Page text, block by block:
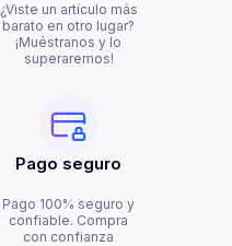
¿Viste un artículo más
barato en otro lugar?
¡Muéstranos y lo
superaremos!
Pago seguro
Pago 100% seguro y
confiable. Compra
con confianza